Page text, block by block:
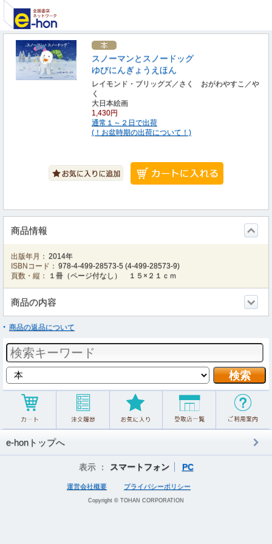
スノーマンとスノードッグ
ゆびにんぎょうえほん
レイモンド・ブリッグズ／さく おがわやすこ／や
く
大日本絵画
1,430円
通常１～２日で出荷
(！お盆時期の出荷について！)
商品情報
出版年月： 2014年
ISBNコード： 978-4-499-28573-5 (4-499-28573-9)
頁数・縦：
１冊（ページ付なし） １５×２１ｃｍ
商品の内容
商品の返品について
e-honトップへ
表示 ： スマートフォン PC
運営会社概要 プライバシーポリシー
Copyright © TOHAN CORPORATION